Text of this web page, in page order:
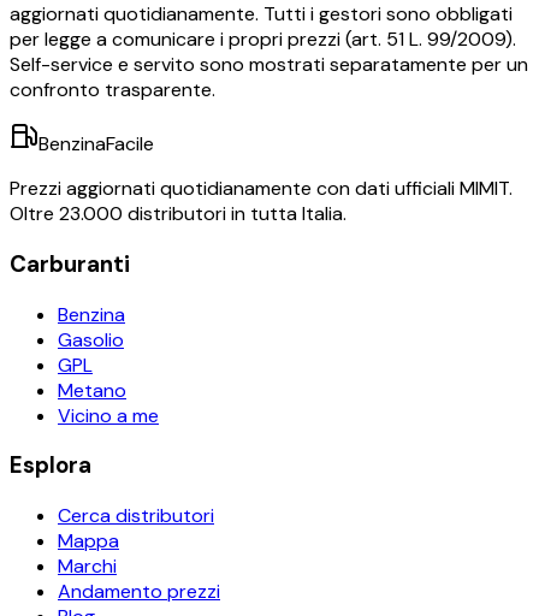
aggiornati quotidianamente. Tutti i gestori sono obbligati
per legge a comunicare i propri prezzi (art. 51 L. 99/2009).
Self-service e servito sono mostrati separatamente per un
confronto trasparente.
BenzinaFacile
Prezzi aggiornati quotidianamente con dati ufficiali MIMIT.
Oltre 23.000 distributori in tutta Italia.
Carburanti
Benzina
Gasolio
GPL
Metano
Vicino a me
Esplora
Cerca distributori
Mappa
Marchi
Andamento prezzi